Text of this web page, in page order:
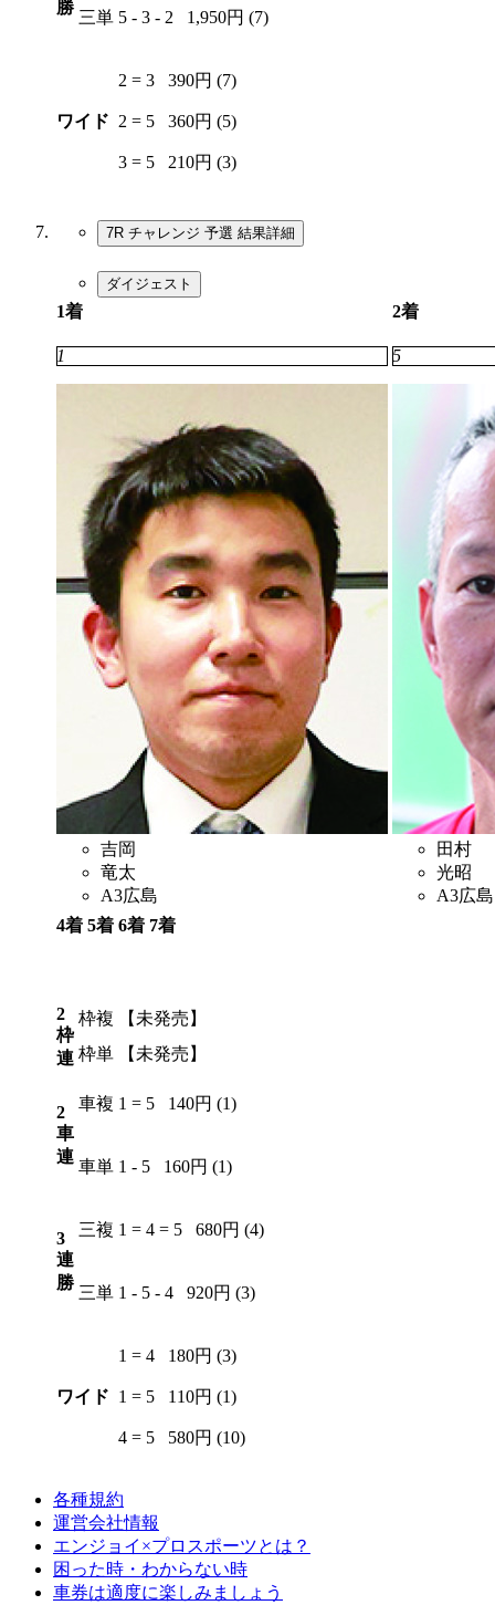
勝
三単 5 - 3 - 2 1,950円 (7)
ワイド
2 = 3 390円 (7)
2 = 5 360円 (5)
3 = 5 210円 (3)
7R チャレンジ 予選 結果詳細
ダイジェスト
1着 2着
1
吉岡
竜太
A3広島
5
田村
光昭
A3広島
4着 5着 6着 7着
2
枠
連
枠複
【未発売】
枠単
【未発売】
2
車
連
車複 1 = 5 140円 (1)
車単 1 - 5 160円 (1)
3
連
勝
三複 1 = 4 = 5 680円 (4)
三単 1 - 5 - 4 920円 (3)
ワイド
1 = 4 180円 (3)
1 = 5 110円 (1)
4 = 5 580円 (10)
各種規約
運営会社情報
エンジョイ×プロスポーツとは？
困った時・わからない時
車券は適度に楽しみましょう